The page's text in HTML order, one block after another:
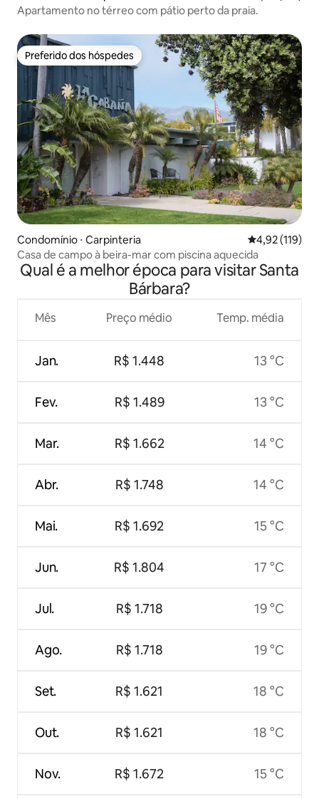
Apartamento no térreo com pátio perto da praia.
Preferido dos hóspedes
Preferido dos hóspedes
Condomínio ⋅ Carpinteria 4,92 de uma
4,92 (119)
Casa de campo à beira-mar com piscina aquecida
Qual é a melhor época para visitar Santa
Bárbara?
Mês
Jan.
Fev.
Mar.
Abr.
Mai.
Jun.
Jul.
Ago.
Set.
Out.
Nov.
Preço médio
R$ 1.448
R$ 1.489
R$ 1.662
R$ 1.748
R$ 1.692
R$ 1.804
R$ 1.718
R$ 1.718
R$ 1.621
R$ 1.621
R$ 1.672
Temp. média
13 °C
13 °C
14 °C
14 °C
15 °C
17 °C
19 °C
19 °C
18 °C
18 °C
15 °C